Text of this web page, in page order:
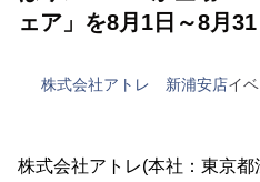
ェア」を8月1日～8月
株式会社アトレ 新浦安店イ
株式会社アトレ(本社：東京都